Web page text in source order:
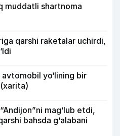
muddatli shartnoma
qarshi raketalar uchirdi,
yo‘lining bir
mag‘lub etdi,
bahsda g‘alabani